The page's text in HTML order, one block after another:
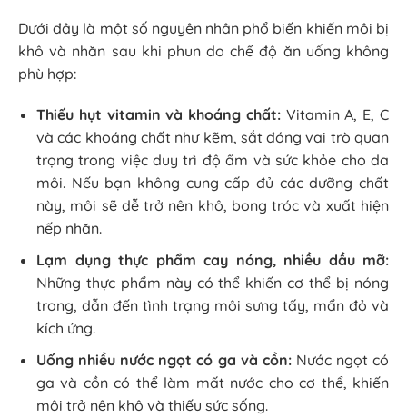
Dưới đây là một số nguyên nhân phổ biến khiến môi bị
khô và nhăn sau khi phun do chế độ ăn uống không
phù hợp:
Thiếu hụt vitamin và khoáng chất: Vitamin A, E, C
và các khoáng chất như kẽm, sắt đóng vai trò quan
trọng trong việc duy trì độ ẩm và sức khỏe cho da
môi. Nếu bạn không cung cấp đủ các dưỡng chất
này, môi sẽ dễ trở nên khô, bong tróc và xuất hiện
nếp nhăn.
Lạm dụng thực phẩm cay nóng, nhiều dầu mỡ:
Những thực phẩm này có thể khiến cơ thể bị nóng
trong, dẫn đến tình trạng môi sưng tấy, mẩn đỏ và
kích ứng.
Uống nhiều nước ngọt có ga và cồn:Nước ngọt có
ga và cồn có thể làm mất nước cho cơ thể, khiến
môi trở nên khô và thiếu sức sống.